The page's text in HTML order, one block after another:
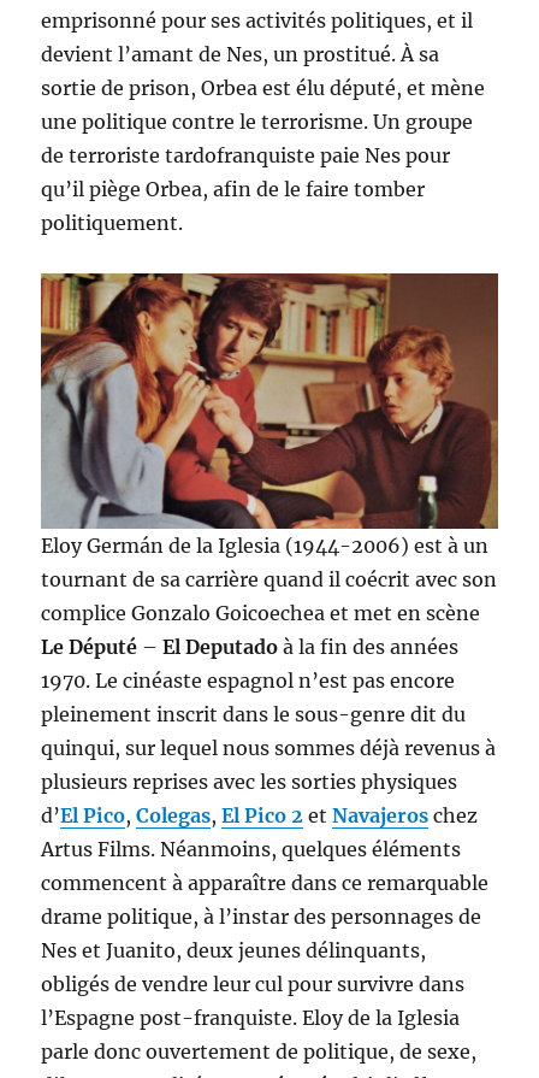
emprisonné pour ses activités politiques, et il
devient l’amant de Nes, un prostitué. À sa
sortie de prison, Orbea est élu député, et mène
une politique contre le terrorisme. Un groupe
de terroriste tardofranquiste paie Nes pour
qu’il piège Orbea, afin de le faire tomber
politiquement.
Eloy Germán de la Iglesia (1944-2006) est à un
tournant de sa carrière quand il coécrit avec son
complice Gonzalo Goicoechea et met en scène
Le Député –El Deputado à la fin des années
1970. Le cinéaste espagnol n’est pas encore
pleinement inscrit dans le sous-genre dit du
quinqui, sur lequel nous sommes déjà revenus à
plusieurs reprises avec les sorties physiques
d’El Pico,Colegas,El Pico 2 etNavajeros chez
Artus Films. Néanmoins, quelques éléments
commencent à apparaître dans ce remarquable
drame politique, à l’instar des personnages de
Nes et Juanito, deux jeunes délinquants,
obligés de vendre leur cul pour survivre dans
l’Espagne post-franquiste. Eloy de la Iglesia
parle donc ouvertement de politique, de sexe,